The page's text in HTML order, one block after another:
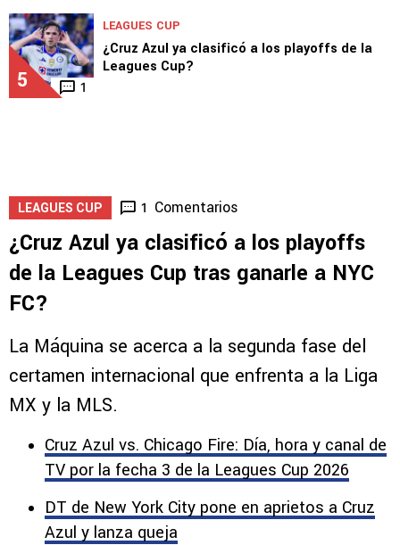
5 1
LEAGUES CUP
¿Cruz Azul ya clasificó a los playoffs de la
Leagues Cup?
LEAGUES CUP 1 Comentarios
¿Cruz Azul ya clasificó a los playoffs
de la Leagues Cup tras ganarle a NYC
FC?
La Máquina se acerca a la segunda fase del
certamen internacional que enfrenta a la Liga
MX y la MLS.
Cruz Azul vs. Chicago Fire: Día, hora y canal de
TV por la fecha 3 de la Leagues Cup 2026
DT de New York City pone en aprietos a Cruz
Azul y lanza queja